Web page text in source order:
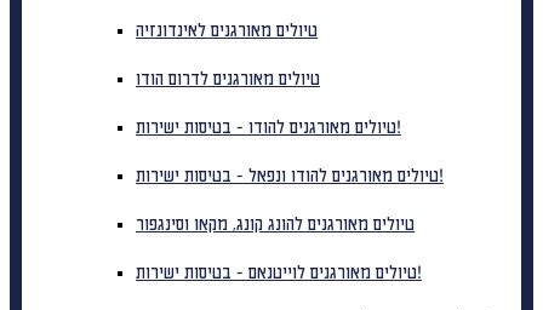
טיולים מאורגנים לאינדונזיה
טיולים מאורגנים לדרום הודו
טיולים מאורגנים להודו - בטיסות ישירות!
טיולים מאורגנים להודו ונפאל - בטיסות ישירות!
טיולים מאורגנים להונג קונג, מקאו וסינגפור
טיולים מאורגנים לוייטנאם - בטיסות ישירות!